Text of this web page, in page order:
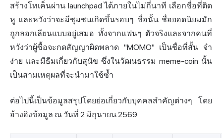
สร้างโทเค็นผ่าน launchpad ได้ภายในไม่กี่นาที เลือกชื่อที่ติด
หู และหวังว่าจะมีชุมชนเกิดขึ้นรอบๆ ชื่อนั้น ชื่อยอดนิยมมัก
ถูกลอกเลียนแบบอยู่เสมอ ทั้งจากแฟนๆ ตัวจริงและจากคนที่
หวังว่าผู้ซื้อจะกดสัญญาผิดพลาด "MOMO" เป็นชื่อที่สั้น จำ
ง่าย และมีธีมเกี่ยวกับสุนัข ซึ่งในวัฒนธรรม meme-coin นั้น
เป็นสามเหตุผลที่จะนำมาใช้ซ้ำ
ต่อไปนี้เป็นข้อมูลสรุปโดยย่อเกี่ยวกับบุคคลสำคัญต่างๆ โดย
อ้างอิงข้อมูล ณ วันที่ 2 มิถุนายน 2569